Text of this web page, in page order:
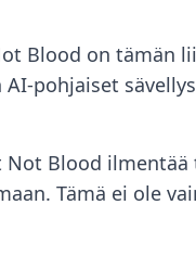
Blood on tämän
pohjaiset
Blood
Tämä ei ole